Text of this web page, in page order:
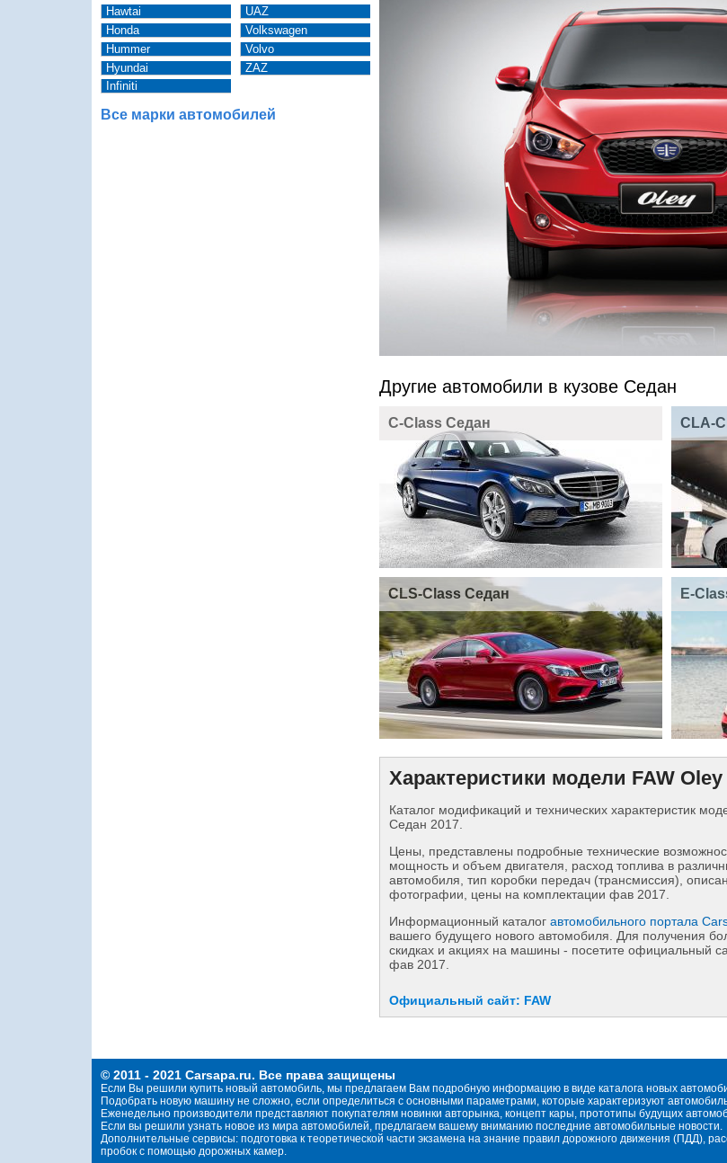
Hawtai
Honda
Hummer
Hyundai
Infiniti
UAZ
Volkswagen
Volvo
ZAZ
Все марки автомобилей
Другие автомобили в кузове Седан
C-Class Седан CLA-
CLS-Class Седан E-
Характеристики модели FAW
Каталог модификаций и технических характеристик
Седан 2017.
Цены, представлены подробные технические
мощность и объем двигателя, расход топлива в
автомобиля, тип коробки передач (трансмиссия),
фотографии, цены на комплектации фав 2017.
Информационный каталог автомобильного портала
вашего будущего нового автомобиля. Для получения
скидках и акциях на машины - посетите официальный
фав 2017.
Официальный сайт: FAW
© 2011 - 2021 Carsapa.ru. Все права защищены
Если Вы решили купить новый автомобиль, мы предлагаем Вам подробную информацию в виде каталога новых
Подобрать новую машину не сложно, если определиться с основными параметрами, которые характеризуют
Еженедельно производители представляют покупателям новинки авторынка, концепт кары, прототипы будущих
Если вы решили узнать новое из мира автомобилей, предлагаем вашему вниманию последние автомобильные новости.
Дополнительные сервисы: подготовка к теоретической части экзамена на знание правил дорожного движения (ПДД),
пробок с помощью дорожных камер.